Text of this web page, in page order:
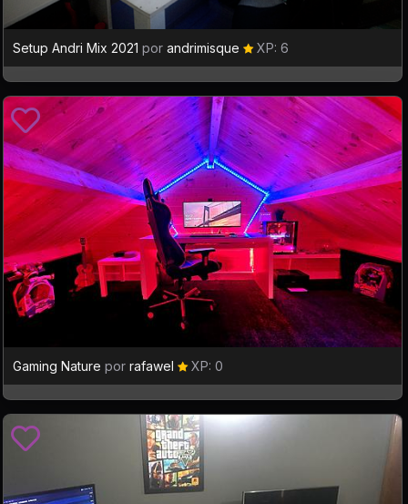
Setup Andri Mix 2021 por andrimisque XP: 6
Gaming Nature por rafawel XP: 0